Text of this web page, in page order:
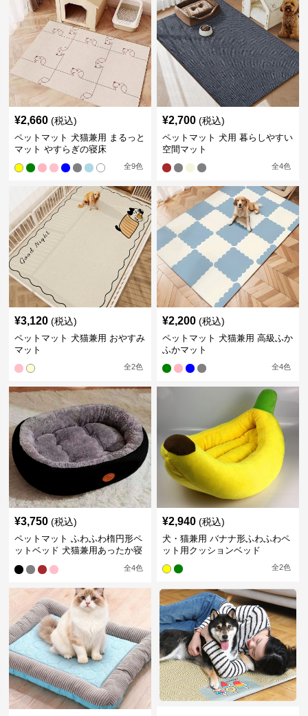
¥2,660 (税込)
ペットマット 犬猫兼用 まるっと
マット やすらぎの寝床
全9色
¥2,700 (税込)
ペットマット 犬用 暮らしやすい
空間マット
全4色
¥3,120 (税込)
ペットマット 犬猫兼用 おやすみ
マット
全2色
¥2,200 (税込)
ペットマット 犬猫兼用 高級ふか
ふかマット
全4色
¥3,750 (税込)
ペットマット ふわふわ楕円形ペ
ットベッド 犬猫兼用あったか寝
全4色
¥2,940 (税込)
犬・猫兼用 バナナ形ふわふわペ
ット用クッションベッド
全2色